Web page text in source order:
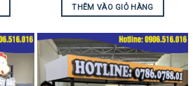
THÊM VÀO GIỎ HÀNG